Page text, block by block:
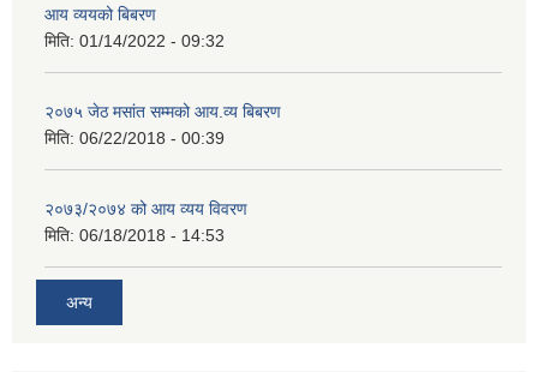
आय व्ययको बिबरण
मिति: 01/14/2022 - 09:32
२०७५ जेठ मसांत सम्मको आय.व्य बिबरण
मिति: 06/22/2018 - 00:39
२०७३/२०७४ को आय व्यय विवरण
मिति: 06/18/2018 - 14:53
अन्य